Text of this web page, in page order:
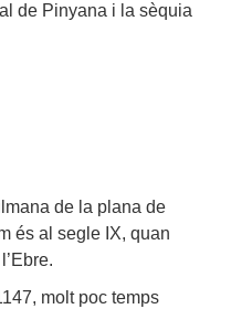
de Pinyana i la sèquia
de la plana de
és al segle IX, quan
molt poc temps